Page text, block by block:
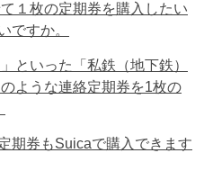
１枚の定期券を購入したい
ですか。
といった「私鉄（地下鉄）
ような連絡定期券を1枚の
期券もSuicaで購入できます